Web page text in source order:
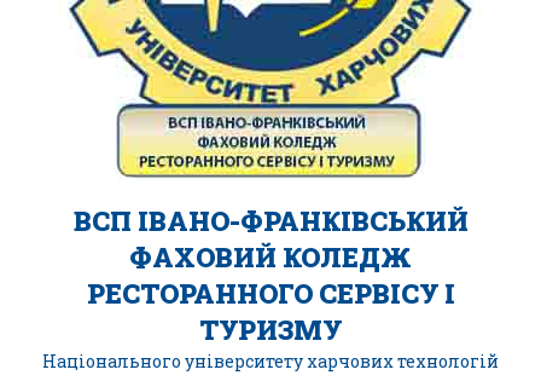
ВСП ІВАНО-ФРАНКІВСЬКИЙ
ФАХОВИЙ КОЛЕДЖ
РЕСТОРАННОГО СЕРВІСУ І
ТУРИЗМУ
Національного університету харчових технологій